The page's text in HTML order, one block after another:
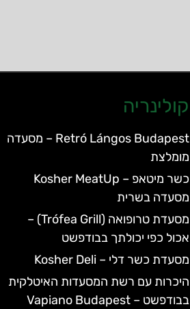
קולינריה
Retró Lángos Budapest – מסעדה
מומלצת
כשר מיטאפ – Kosher MeatUp
מסעדה בשרית
מסעדת טרופואה (Trófea Grill) –
אכול כפי יכולתך בבודפשט
מסעדת כשר דלי – Kosher Deli
היכרות עם רשת המסעדות האיטלקית
בבודפשט – Vapiano Budapest